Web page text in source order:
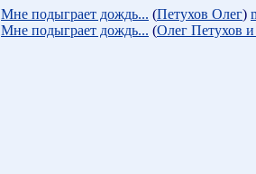
Мне подыграет дождь... (Петухов Олег)
Мне подыграет дождь... (Олег Петухов